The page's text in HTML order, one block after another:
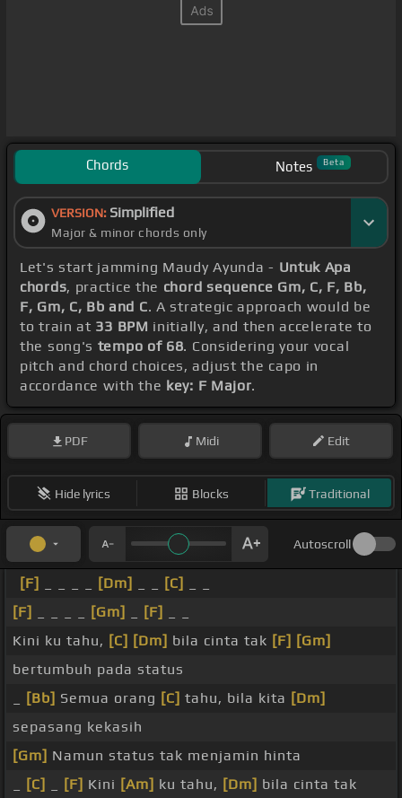
Chords Notes Beta
VERSION: Simplified
Major & minor chords only
Let's start jamming Maudy Ayunda - Untuk Apa
chords, practice the chord sequence Gm, C, F, Bb,
F, Gm, C, Bb and C. A strategic approach would be
to train at 33 BPM initially, and then accelerate to
the song's tempo of 68. Considering your vocal
pitch and chord choices, adjust the capo in
accordance with the key: F Major.
PDF Midi Edit
Hide lyrics Blocks Traditional
Autoscroll
[F] [Dm] [C]
[F]
[Gm] [F]
Kini ku tahu, [C] [Dm] bila cinta tak [F] [Gm]
bertumbuh pada status
[Bb] Semua orang [C] tahu, bila kita [Dm]
sepasang kekasih
[Gm] Namun status tak menjamin hinta
[C] [F] Kini [Am] ku tahu, [Dm] bila cinta tak